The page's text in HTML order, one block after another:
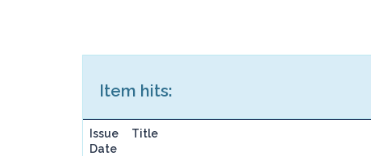
Item hits:
Issue
Date
Title